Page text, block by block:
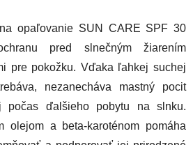
opaľovanie SUN CARE SPF 30
pred slnečným žiarením
pre pokožku. Vďaka ľahkej suchej
nezanecháva mastný pocit
ďalšieho pobytu na slnku.
olejom a beta-karoténom pomáha